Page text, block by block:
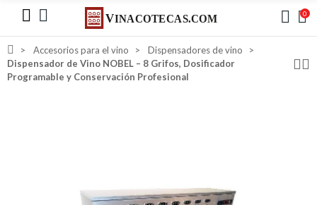
0
Accesorios para el vino
Dispensadores de vino
Dispensador de Vino NOBEL – 8 Grifos, Dosificador
Programable y Conservación Profesional